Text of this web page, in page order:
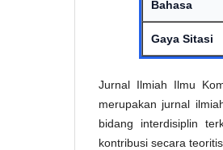
Bahasa
Gaya Sitasi
Jurnal Ilmiah Ilmu
merupakan jurnal
bidang interdisiplin
kontribusi secara